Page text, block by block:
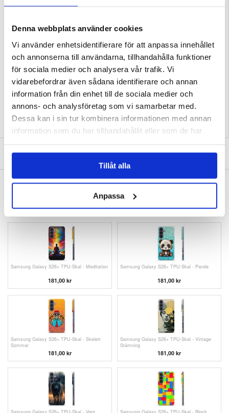
Denna webbplats använder cookies
Vi använder enhetsidentifierare för att anpassa innehållet
och annonserna till användarna, tillhandahålla funktioner
för sociala medier och analysera vår trafik. Vi
vidarebefordrar även sådana identifierare och annan
information från din enhet till de sociala medier och
annons- och analysföretag som vi samarbetar med.
Dessa kan i sin tur kombinera informationen med annan
information som du har tillhandahållit eller som de har
Tillåt alla
Anpassa
PASSAR TILL: SAMSUNG GALAXY S26 PLUS
Relaterade kategorier:Mobiltillbehör,Färdigdesignade Skal och Fodral,Designa
ditt eget skal Samsung Galaxy S26+
ANDRA KUNDER HAR OCKSÅ KÖPT
Samsung Galaxy S26+ TPU-Skal - Kokosnöt
181,00 kr
Samsung Galaxy S26+ TPU-Skal - Kaffebönor
181,00 kr
Samsung Galaxy S26+ TPU-Skal - Meditation
181,00 kr
Samsung Galaxy S26+ TPU-Skal - Panda
181,00 kr
Samsung Galaxy S26+ TPU-Skal - Skelett
Sommar
181,00 kr
Samsung Galaxy S26+ TPU-Skal - Vintage
Stämning
181,00 kr